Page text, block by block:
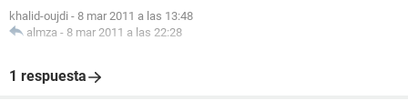
khalid-oujdi - 8 mar 2011 a las 13:48
almza - 8 mar 2011 a las 22:28
1 respuesta